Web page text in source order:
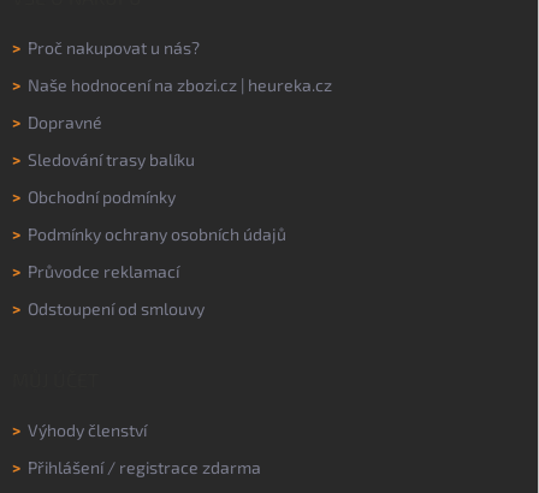
> Proč nakupovat u nás?
> Naše hodnocení na zbozi.cz | heureka.cz
> Dopravné
> Sledování trasy balíku
> Obchodní podmínky
> Podmínky ochrany osobních údajů
> Průvodce reklamací
> Odstoupení od smlouvy
> Výhody členství
> Přihlášení/ registrace zdarma